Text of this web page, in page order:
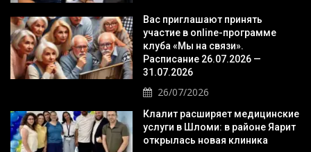
Вас приглашают принять
участие в online-программе
клуба «Мы на связи».
Расписание 26.07.2026 —
31.07.2026
26/07/2026
Клалит расширяет медицинские
услуги в Шломи: в районе Яарит
открылась новая клиника